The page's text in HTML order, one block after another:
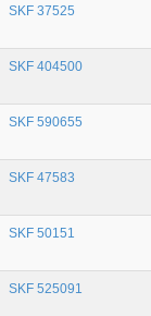
SKF 37525
SKF 404500
SKF 590655
SKF 47583
SKF 50151
SKF 525091